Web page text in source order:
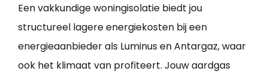
Een vakkundige woningisolatie biedt jou
structureel lagere energiekosten bij een
energieaanbieder als Luminus en Antargaz, waar
ook het klimaat van profiteert. Jouw aardgas